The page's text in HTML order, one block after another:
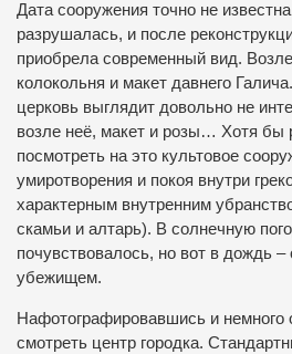
Дата сооружения точно не
разрушалась, и после
приобрела современный вид.
колокольня и макет давнего
церковь выглядит довольно не
возле неё, макет и розы… Хотя бы
посмотреть на это культовое
умиротворения и покоя внутри
характерным внутренним
скамьи и алтарь). В солнечную
почувствовалось, но вот в дождь
убежищем.
Нафотографировавшись и
смотреть центр городка.